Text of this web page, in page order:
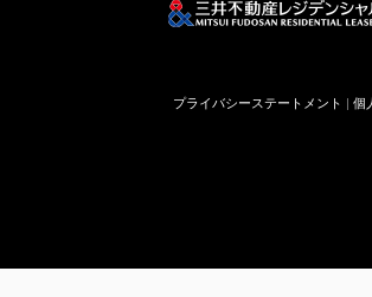
プライバシーステートメント | 個